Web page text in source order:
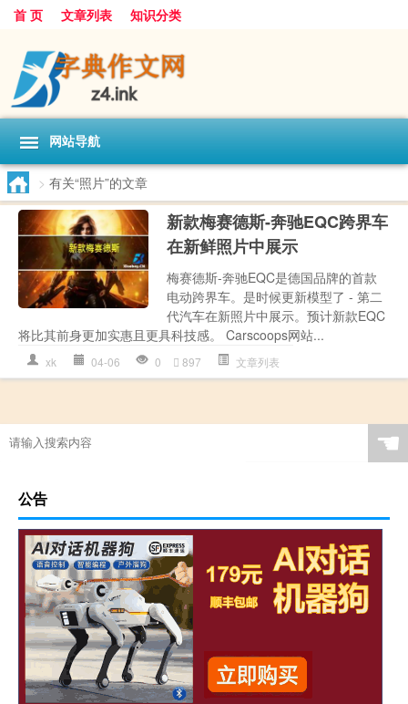
首 页 文章列表 知识分类
网站导航
> 有关“照片”的文章
新款梅赛德斯-奔驰EQC跨界车
在新鲜照片中展示
梅赛德斯-奔驰EQC是德国品牌的首款
电动跨界车。是时候更新模型了 - 第二
代汽车在新照片中展示。预计新款EQC
将比其前身更加实惠且更具科技感。 Carscoops网站...
xk 04-06 0 897 文章列表
☚
公告